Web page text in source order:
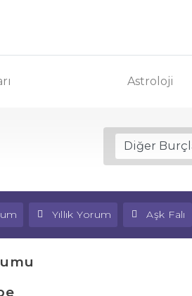
Astroloji
Yıllık Yorum Aşk Falı